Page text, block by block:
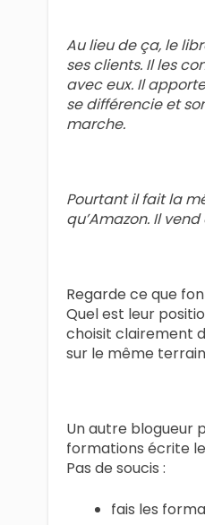
Au lieu de ça, le
ses clients. Il les
avec eux. Il
se différencie et
marche.
Pourtant il fait la
qu’Amazon. Il
Regarde ce que
Quel est leur
choisit clairement
sur le même
Un autre blogueur
formations écrite
Pas de soucis :
fais les